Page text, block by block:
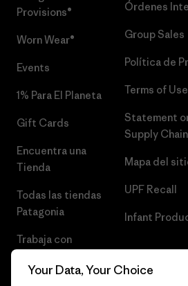
Provisions®
Worn Wear®
Events
1% Para El Planeta
Gift Cards
Encuentra una
Tienda
Todas las tiendas
Patagonia
Trabaja con
Órdenes
Group Sales
Política de
Terms of Use
Statement
Supply Chain
Mapa del
UPF Recall
Infant
Your Data, Your Choice